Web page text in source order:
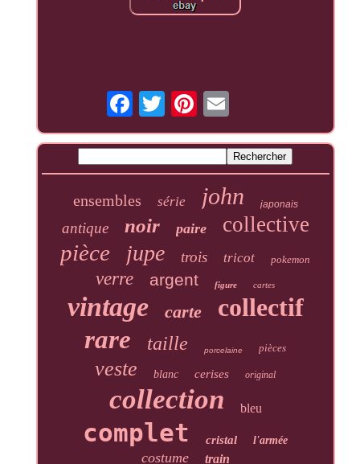
ensembles série john japonais
antique noir paire collective
pièce jupe trois tricot pokemon
verre argent figure cartes
vintage carte
collectif
rare
taille porcelaine pièces
veste blanc cerises original
collection bleu
complet cristal l'armée
costume train